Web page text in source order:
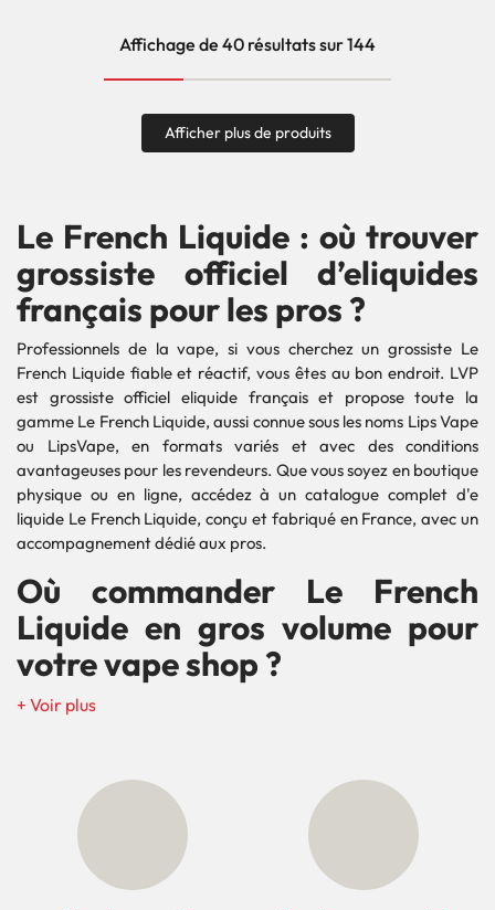
Affichage de 40 résultats sur 144
Afficher plus de produits
Le French Liquide : où trouver
grossiste officiel d’eliquides
français pour les pros ?
Professionnels de la vape, si vous cherchez un grossiste Le
French Liquide fiable et réactif, vous êtes au bon endroit. LVP
est grossiste officiel eliquide français et propose toute la
gamme Le French Liquide, aussi connue sous les noms Lips Vape
ou LipsVape, en formats variés et avec des conditions
avantageuses pour les revendeurs. Que vous soyez en boutique
physique ou en ligne, accédez à un catalogue complet d'e
liquide Le French Liquide, conçu et fabriqué en France, avec un
accompagnement dédié aux pros.
Où commander Le French
Liquide en gros volume pour
votre vape shop ?